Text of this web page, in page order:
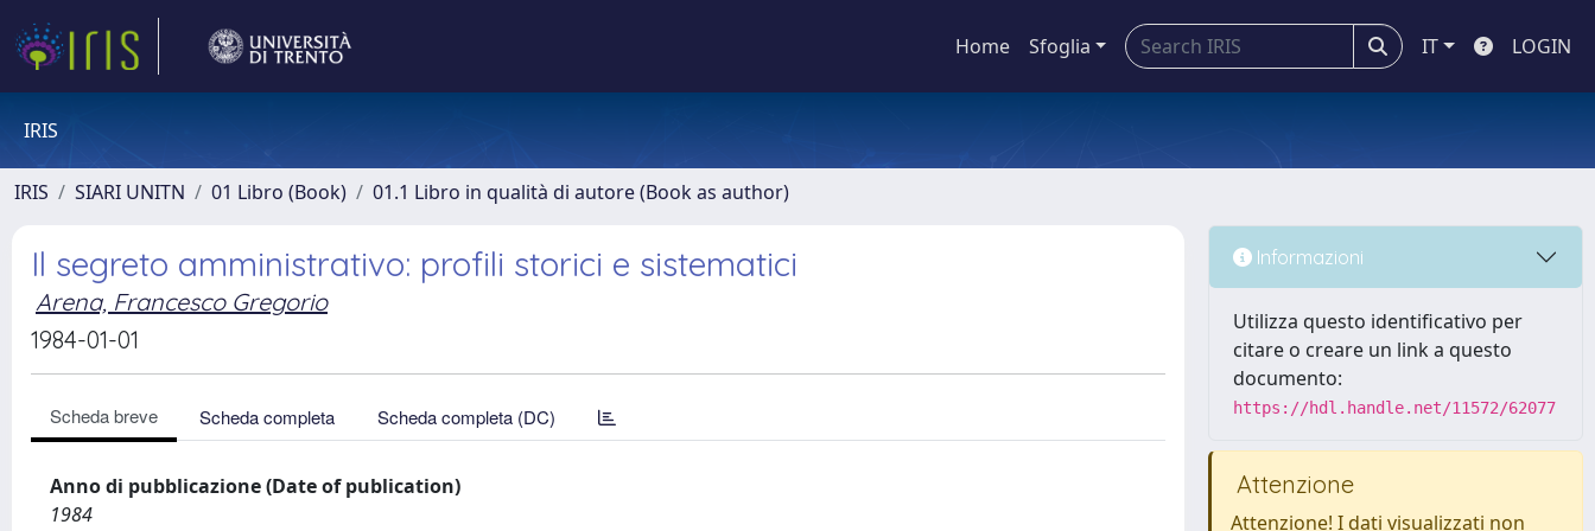
Home Sfoglia IT LOGIN
IRIS
IRIS SIARI UNITN 01 Libro (Book) 01.1 Libro in qualità di autore (Book as author)
Il segreto amministrativo: profili storici e sistematici
Arena, Francesco Gregorio
1984-01-01
Scheda breve Scheda completa Scheda completa (DC)
Anno di pubblicazione (Date of publication)
1984
Informazioni
Utilizza questo identificativo per
citare o creare un link a questo
documento:
https://hdl.handle.net/11572/62077
Attenzione
Attenzione! I dati visualizzati non